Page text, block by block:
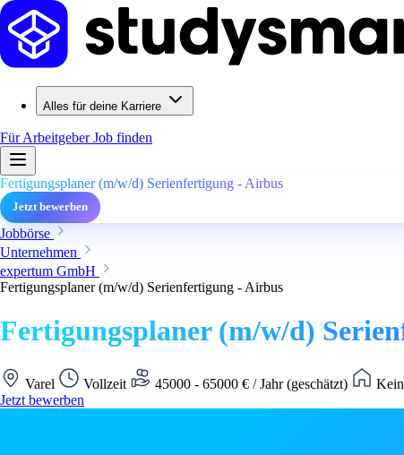
Alles für deine Karriere
Für ArbeitgeberJob finden
Fertigungsplaner (m/w/d) Serienfertigung - Airbus
Jetzt bewerben
Jobbörse
Unternehmen
expertum GmbH
Fertigungsplaner (m/w/d) Serienfertigung - Airbus
Fertigungsplaner (m/w/d)
Varel Vollzeit 45000 - 65000 € / Jahr (geschätzt)
Jetzt bewerben